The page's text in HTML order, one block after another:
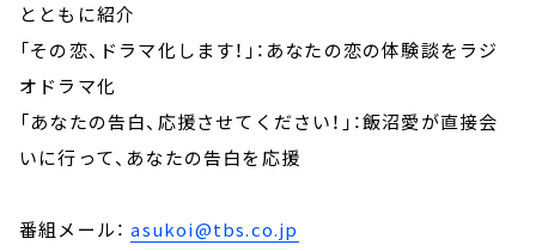
とともに紹介
「その恋、ドラマ化します！」：あなたの恋の体験談をラジ
オドラマ化
「あなたの告白、応援させてください！」：飯沼愛が直接会
いに行って、あなたの告白を応援
番組メール：asukoi@tbs.co.jp